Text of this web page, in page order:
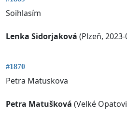
Soihlasím
Lenka Sidorjaková (Plzeň,
#1870
Petra Matuskova
Petra Matušková (Velké